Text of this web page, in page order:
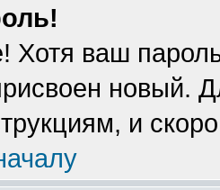
Хотя ваш
новый.
и